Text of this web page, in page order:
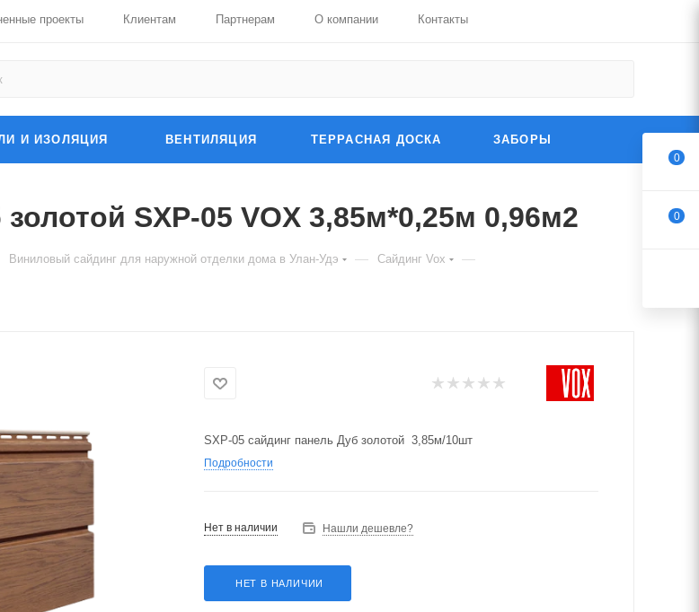
проекты Клиентам Партнерам О компании Контакты
И ИЗОЛЯЦИЯ ВЕНТИЛЯЦИЯ ТЕРРАСНАЯ ДОСКА ЗАБОРЫ
SXP-05 VOX 3,85м*0,25м 0,96м2
Виниловый сайдинг для наружной отделки дома в Улан-Удэ — Cайдинг Vox —
SXP-05 сайдинг панель Дуб золотой 3,85м/10шт
Подробности
Нет в наличии Нашли дешевле?
НЕТ В НАЛИЧИИ
0
0